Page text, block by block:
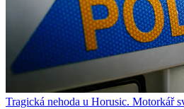
Tragická nehoda u Horusic. Motorkář